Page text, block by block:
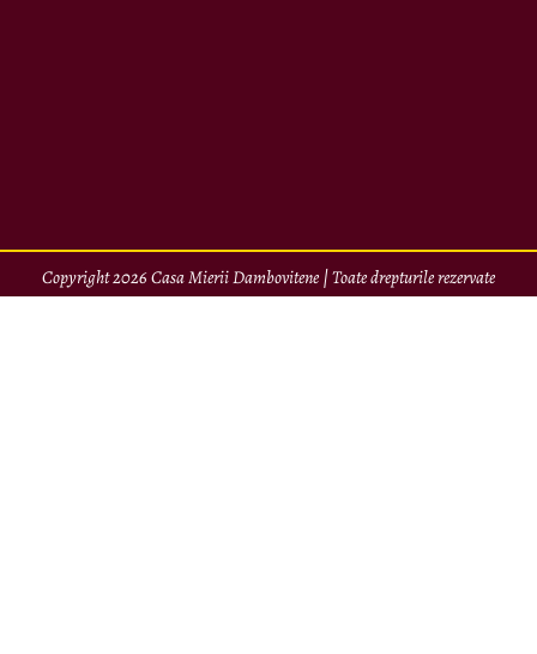
Copyright 2026 Casa Mierii Dambovitene | Toate drepturile rezervate